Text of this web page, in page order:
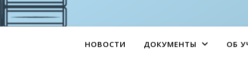
НОВОСТИ ДОКУМЕНТЫ ОБ